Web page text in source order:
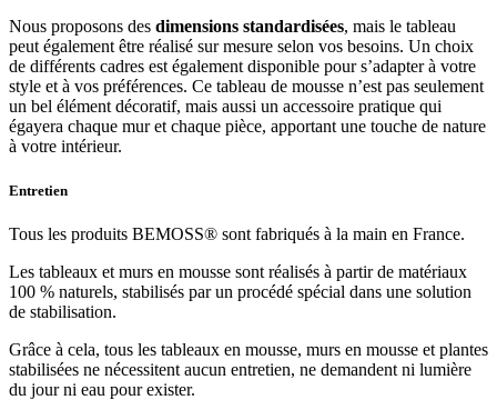
Nous proposons des dimensions standardisées, mais le tableau
peut également être réalisé sur mesure selon vos besoins. Un choix
de différents cadres est également disponible pour s’adapter à votre
style et à vos préférences. Ce tableau de mousse n’est pas seulement
un bel élément décoratif, mais aussi un accessoire pratique qui
égayera chaque mur et chaque pièce, apportant une touche de nature
à votre intérieur.
Entretien
Tous les produits BEMOSS® sont fabriqués à la main en France.
Les tableaux et murs en mousse sont réalisés à partir de matériaux
100 % naturels, stabilisés par un procédé spécial dans une solution
de stabilisation.
Grâce à cela, tous les tableaux en mousse, murs en mousse et plantes
stabilisées ne nécessitent aucun entretien, ne demandent ni lumière
du jour ni eau pour exister.